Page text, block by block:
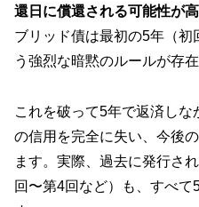
還日に償還される可能性が
ブリッド債は最初の5年（
う強烈な暗黙のルールが存在
これを破って5年で返済し
の信用を完全に失い、今後
ます。実際、過去に発行さ
回〜第4回など）も、すべて